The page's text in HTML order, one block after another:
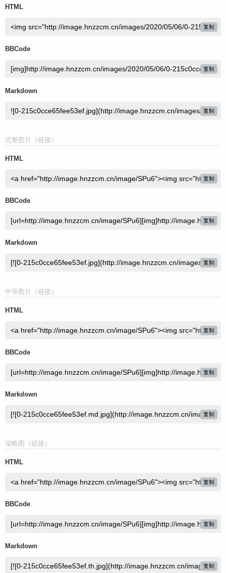
HTML
复制
BBCode
复制
Markdown
复制
完整图片（链接）
HTML
复制
BBCode
复制
Markdown
复制
中等图片（链接）
HTML
复制
BBCode
复制
Markdown
复制
缩略图（链接）
HTML
复制
BBCode
复制
Markdown
复制